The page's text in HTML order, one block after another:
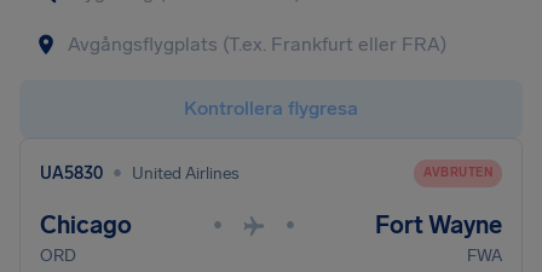
Kontrollera flygresa
UA5830 • United Airlines AVBRUTEN
Chicago • • Fort Wayne
ORD FWA